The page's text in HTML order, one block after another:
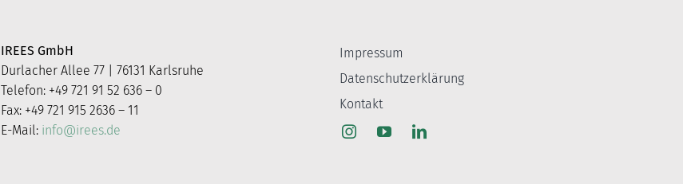
IREES GmbH
Durlacher Allee 77 | 76131 Karlsruhe
Telefon: +49 721 91 52 636 – 0
Fax: +49 721 915 2636 – 11
E-Mail: info@irees.de
Impressum
Datenschutzerklärung
Kontakt